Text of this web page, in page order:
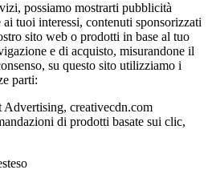
possiamo mostrarti pubblicità
ai tuoi interessi, contenuti sponsorizzati
sito web o prodotti in base al tuo
e di acquisto, misurandone il
su questo sito utilizziamo i
parti:
creativecdn.com
di prodotti basate sui clic,